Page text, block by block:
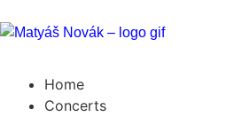
Home
Concerts